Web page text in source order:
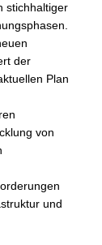
stichhaltiger
der
Plan
von
und